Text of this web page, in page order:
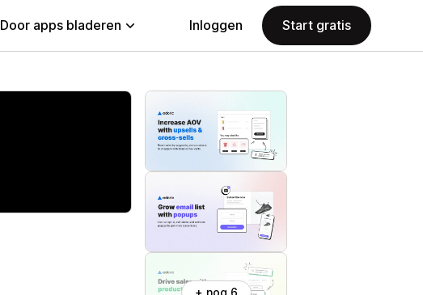
Door apps bladeren Inloggen Start gratis
+ nog 6